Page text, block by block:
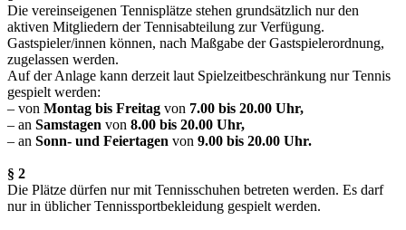
Die vereinseigenen Tennisplätze stehen grundsätzlich nur den
aktiven Mitgliedern der Tennisabteilung zur Verfügung.
Gastspieler/innen können, nach Maßgabe der Gastspielerordnung,
zugelassen werden.
Auf der Anlage kann derzeit laut Spielzeitbeschränkung nur Tennis
gespielt werden:
– von Montag bis Freitag von 7.00 bis 20.00 Uhr,
– an Samstagen von 8.00 bis 20.00 Uhr,
– an Sonn- und Feiertagen von 9.00 bis 20.00 Uhr.
§ 2
Die Plätze dürfen nur mit Tennisschuhen betreten werden. Es darf
nur in üblicher Tennissportbekleidung gespielt werden.